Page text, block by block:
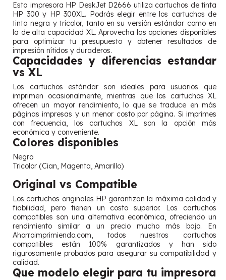
Esta impresora HP DeskJet D2666 utiliza cartuchos de tinta
HP 300 y HP 300XL. Podrás elegir entre los cartuchos de
tinta negra y tricolor, tanto en su versión estándar como en
la de alta capacidad XL. Aprovecha las opciones disponibles
para optimizar tu presupuesto y obtener resultados de
impresión nítidos y duraderos.
Capacidades y diferencias estandar
vs XL
Los cartuchos estándar son ideales para usuarios que
imprimen ocasionalmente, mientras que los cartuchos XL
ofrecen un mayor rendimiento, lo que se traduce en más
páginas impresas y un menor costo por página. Si imprimes
con frecuencia, los cartuchos XL son la opción más
económica y conveniente.
Colores disponibles
Negro
Tricolor (Cian, Magenta, Amarillo)
Original vs Compatible
Los cartuchos originales HP garantizan la máxima calidad y
fiabilidad, pero tienen un costo superior. Los cartuchos
compatibles son una alternativa económica, ofreciendo un
rendimiento similar a un precio mucho más bajo. En
Ahorroimprimiendo.com, todos nuestros cartuchos
compatibles están 100% garantizados y han sido
rigurosamente probados para asegurar su compatibilidad y
calidad.
Que modelo elegir para tu impresora